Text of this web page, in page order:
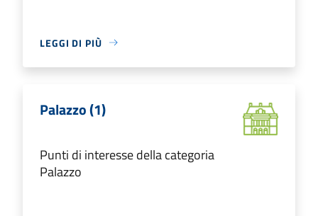
LEGGI DI PIÙ
Palazzo (1)
Punti di interesse della categoria
Palazzo